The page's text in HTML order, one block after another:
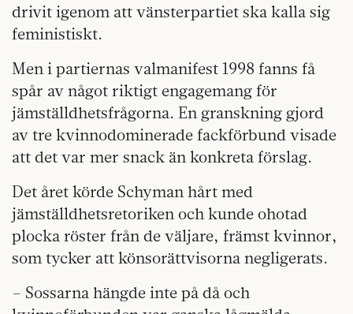
drivit igenom att vänsterpartiet ska kalla sig
feministiskt.
Men i partiernas valmanifest 1998 fanns få
spår av något riktigt engagemang för
jämställdhetsfrågorna. En granskning gjord
av tre kvinnodominerade fackförbund visade
att det var mer snack än konkreta förslag.
Det året körde Schyman hårt med
jämställdhetsretoriken och kunde ohotad
plocka röster från de väljare, främst kvinnor,
som tycker att könsorättvisorna negligerats.
– Sossarna hängde inte på då och